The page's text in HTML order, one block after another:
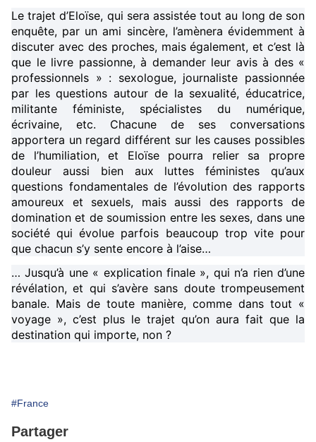
Le trajet d’Eloïse, qui sera assistée tout au long de son
enquête, par un ami sincère, l’amènera évidemment à
discuter avec des proches, mais également, et c’est là
que le livre passionne, à demander leur avis à des «
professionnels » : sexologue, journaliste passionnée
par les questions autour de la sexualité, éducatrice,
militante féministe, spécialistes du numérique,
écrivaine, etc. Chacune de ses conversations
apportera un regard différent sur les causes possibles
de l’humiliation, et Eloïse pourra relier sa propre
douleur aussi bien aux luttes féministes qu’aux
questions fondamentales de l’évolution des rapports
amoureux et sexuels, mais aussi des rapports de
domination et de soumission entre les sexes, dans une
société qui évolue parfois beaucoup trop vite pour
que chacun s’y sente encore à l’aise…
… Jusqu’à une « explication finale », qui n’a rien d’une
révélation, et qui s’avère sans doute trompeusement
banale. Mais de toute manière, comme dans tout «
voyage », c’est plus le trajet qu’on aura fait que la
destination qui importe, non ?
#France
Partager